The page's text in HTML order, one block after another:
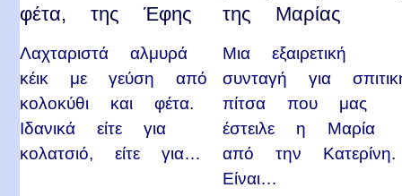
φέτα, της Έφης
Λαχταριστά αλμυρά
κέικ με γεύση από
κολοκύθι και φέτα.
Ιδανικά είτε για
κολατσιό, είτε για…
της Μαρίας
Μια εξαιρετική
συνταγή για
πίτσα που μας
έστειλε η Μαρία
από την Κατερίνη.
Είναι…